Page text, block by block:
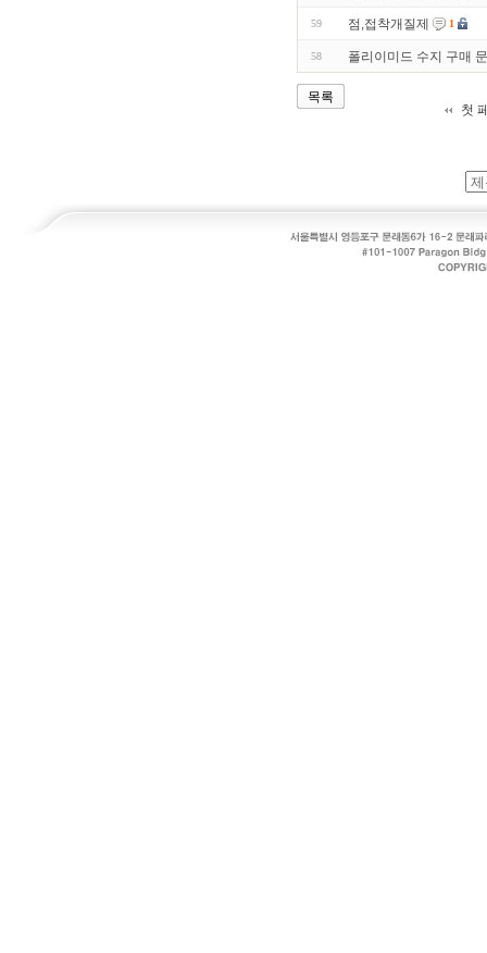
59 점,접착개질제 1
58 폴리이미드 수지 구매
목록
첫